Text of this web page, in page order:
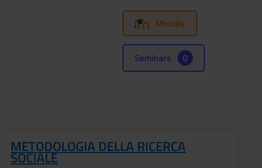
Moodle
Seminars 0
METODOLOGIA DELLA RICERCA
SOCIALE